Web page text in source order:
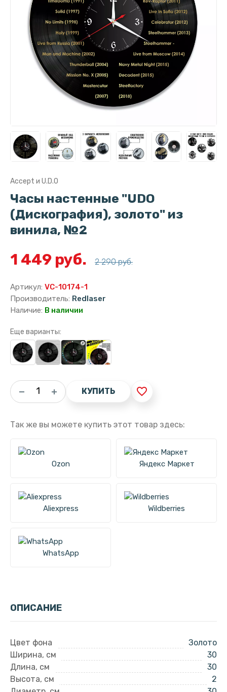
Accept и U.D.O
Часы настенные "UDO
(Дискография), золото" из
винила, №2
1 449 руб. 2 290 руб.
Артикул: VC-10174-1
Производитель: Redlaser
Наличие: В наличии
Еще варианты:
КУПИТЬ favorite_border
Так же вы можете купить этот товар здесь:
Ozon Яндекс Маркет
Aliexpress Wildberries
WhatsApp
ОПИСАНИЕ
Цвет фона
Золото
Ширина, см
30
Длина, см
30
Высота, см
2